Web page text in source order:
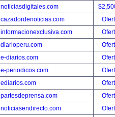
noticiasdigitales.com
cazadordenoticias.com
informacionexclusiva.com
diarioperu.com
e-diarios.com
e-periodicos.com
ediarios.com
partesdeprensa.com
noticiasendirecto.com